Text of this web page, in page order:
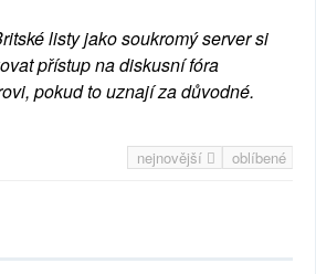
listy jako soukromý server si
přístup na diskusní fóra
pokud to uznají za důvodné.
nejnovější oblíbené